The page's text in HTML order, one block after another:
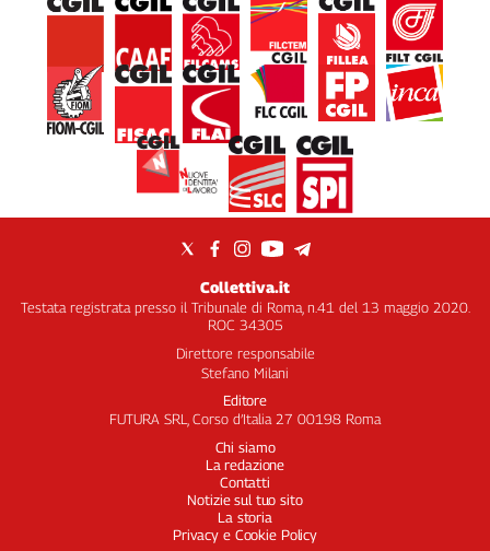
Collettiva.it
Testata registrata presso il Tribunale di Roma, n.41 del 13 maggio 2020.
ROC 34305
Direttore responsabile
Stefano Milani
Editore
FUTURA SRL, Corso d’Italia 27 00198 Roma
Chi siamo
La redazione
Contatti
Notizie sul tuo sito
La storia
Privacy e Cookie Policy